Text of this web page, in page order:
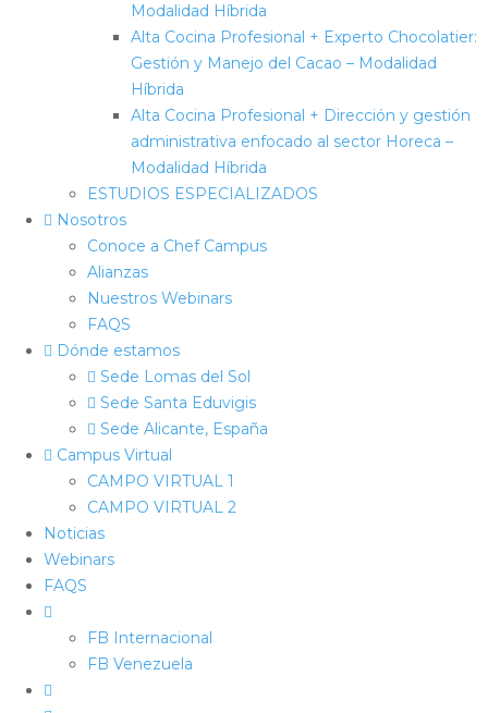
Modalidad Híbrida
Alta Cocina Profesional + Experto Chocolatier:
Gestión y Manejo del Cacao – Modalidad
Híbrida
Alta Cocina Profesional + Dirección y gestión
administrativa enfocado al sector Horeca –
Modalidad Híbrida
ESTUDIOS ESPECIALIZADOS
Nosotros
Conoce a Chef Campus
Alianzas
Nuestros Webinars
FAQS
Dónde estamos
Sede Lomas del Sol
Sede Santa Eduvigis
Sede Alicante, España
Campus Virtual
CAMPO VIRTUAL 1
CAMPO VIRTUAL 2
Noticias
Webinars
FAQS
FB Internacional
FB Venezuela